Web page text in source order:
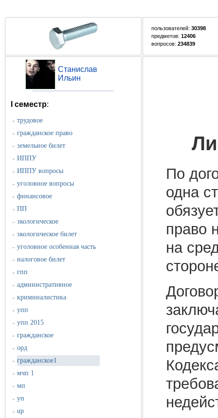
пользователей: 30398
предметов: 12406
вопросов: 234839
Станислав
Ильин
I семестр:
» трудовое
» гражданское право
» земельное билет
» ИППУ
» ИППУ вопросы
» уголовное вопросы
» финансовое
» ПП
» зкологическое
» зкологическое билет
» уголовное особенная часть
» налоговое билет
» гпп
» административное
» криминалистика
» упп
» упп 2015
» гражданское
» орд
» гражданское1
» мчп 1
» мп
» уп
» up
По
одна
право
на